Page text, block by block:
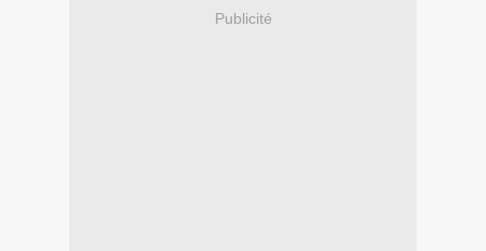
Publicité